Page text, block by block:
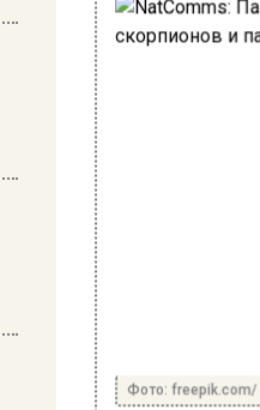
Фото: freepik.com/